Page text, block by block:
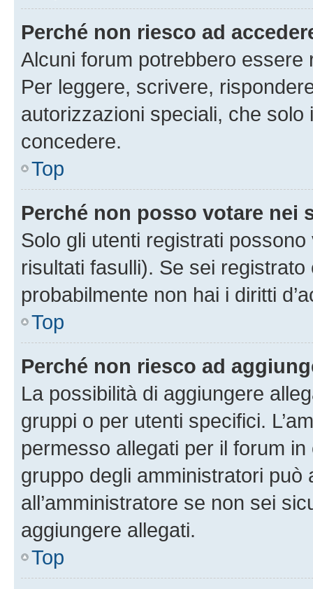
Perché non riesco ad
Alcuni forum potrebbero
Per leggere, scrivere,
autorizzazioni speciali, che solo
concedere.
Top
Perché non posso votare nei
Solo gli utenti registrati
risultati fasulli). Se sei
probabilmente non hai i diritti
Top
Perché non riesco ad
La possibilità di aggiungere
gruppi o per utenti specifici.
permesso allegati per il forum
gruppo degli amministratori può
all’amministratore se non sei
aggiungere allegati.
Top